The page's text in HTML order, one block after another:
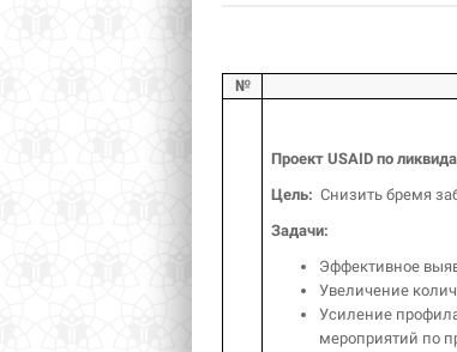
№
ПроектUSAID по
Цель:Снизить бремя
Задачи:
Эффективное
Увеличение
Усиление
мероприятий по